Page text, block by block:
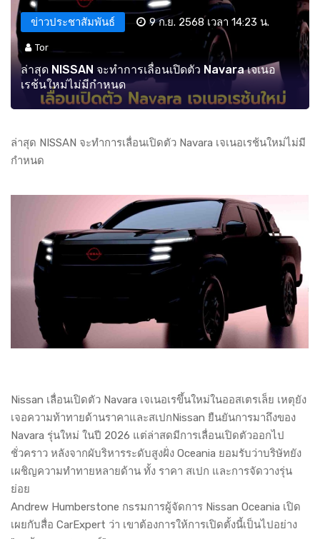
ข่าวประชาสัมพันธ์ 9 ก.ย. 2568 เวลา 14:23 น.
Tor
ล่าสุด NISSAN จะทำการเลื่อนเปิดตัว Navara เจเนอ
เรช้นใหม่ไม่มีกำหนด
ล่าสุด NISSAN จะทำการเลื่อนเปิดตัว Navara เจเนอเรช้นใหม่ไม่มี
กำหนด
Nissan เลื่อนเปิดตัว Navara เจเนอเรขึ้นใหม่ในออสเตรเล็ย เหตุยัง
เจอความท้าทายด้านราคาและสเปกNissan ยืนยันการมาถึงของ
Navara รุ่นใหม่ ในปี 2026 แต่ล่าสดมีการเลื่อนเปิดตัวออกไป
ชั่วคราว หลังจากผับริหารระดับสูงฝั่ง Oceania ยอมรับว่าบริษัทยัง
เผชิญความทำทายหลายด้าน ทั้ง ราคา สเปก และการจัดวางรุ่น
ย่อย
Andrew Humberstone กsรมการผู้จัดการ Nissan Oceania เปิด
เผยกับสื่อ CarExpert ว่า เขาต้องการให้การเปิดตั้งนี้เป็นไปอย่าง